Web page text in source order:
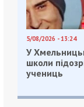
5/08/2026 - 13:24
У
школи
учениць